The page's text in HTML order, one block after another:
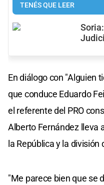
TENÉS QUE LEER
En diálogo con "Alguien
que conduce Eduardo
el referente del PRO
Alberto Fernández lleva
la República y la división
"Me parece bien que se